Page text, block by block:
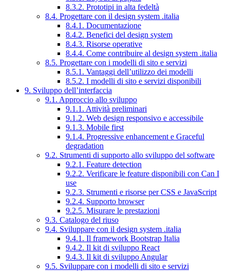
8.3.2. Prototipi in alta fedeltà
8.4. Progettare con il design system .italia
8.4.1. Documentazione
8.4.2. Benefici del design system
8.4.3. Risorse operative
8.4.4. Come contribuire al design system .italia
8.5. Progettare con i modelli di sito e servizi
8.5.1. Vantaggi dell’utilizzo dei modelli
8.5.2. I modelli di sito e servizi disponibili
9. Sviluppo dell’interfaccia
9.1. Approccio allo sviluppo
9.1.1. Attività preliminari
9.1.2. Web design responsivo e accessibile
9.1.3. Mobile first
9.1.4. Progressive enhancement e Graceful
degradation
9.2. Strumenti di supporto allo sviluppo del software
9.2.1. Feature detection
9.2.2. Verificare le feature disponibili con Can I
use
9.2.3. Strumenti e risorse per CSS e JavaScript
9.2.4. Supporto browser
9.2.5. Misurare le prestazioni
9.3. Catalogo del riuso
9.4. Sviluppare con il design system .italia
9.4.1. Il framework Bootstrap Italia
9.4.2. Il kit di sviluppo React
9.4.3. Il kit di sviluppo Angular
9.5. Sviluppare con i modelli di sito e servizi